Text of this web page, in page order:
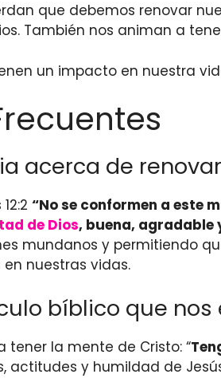
que debemos renovar
También nos animan a
un impacto en nuestra
acerca de
“No se conformen a este
de Dios, buena, agradable
mundanos y permitiendo
nuestras vidas.
bíblico que
tener la mente de Cristo: “
actitudes y humildad de